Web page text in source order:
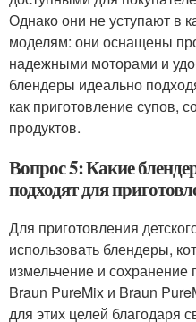
Однако они не уступают в
моделям: они оснащены
надежными моторами и
блендеры идеально
как приготовление супов,
продуктов.
Вопрос 5: Какие
подходят для
Для приготовления
использовать блендеры,
измельчение и
Braun PureMix и Braun
для этих целей благодаря